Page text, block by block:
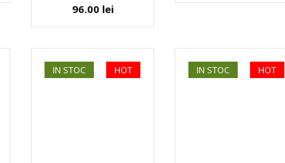
96.00 lei
HOT
IN STOC HOT
IN STOC